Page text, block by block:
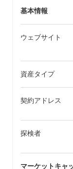
基本情報
ウェブサイト
資産タイプ
契約アドレス
探検者
マーケットキャ
FINEの特徴は
FINEは、従来の
引スループット
イヤー2アーキ
FINEはプルーフ
コシステムは、
ン機能により、
上します。さら
散型アプリケー